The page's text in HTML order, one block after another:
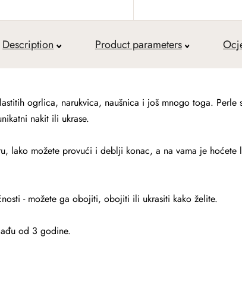
Description Product parameters
ogrlica, narukvica, naušnica i još mnogo toga. Perle
nakit ili ukrase.
lako možete provući i deblji konac, a na vama je hoćete
- možete ga obojiti, obojiti ili ukrasiti kako želite.
od 3 godine.